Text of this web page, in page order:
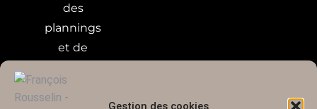
Gestion des cookies
des
plannings
et de
budget.